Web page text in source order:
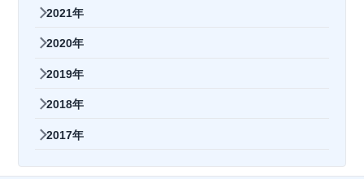
2021年
2020年
2019年
2018年
2017年